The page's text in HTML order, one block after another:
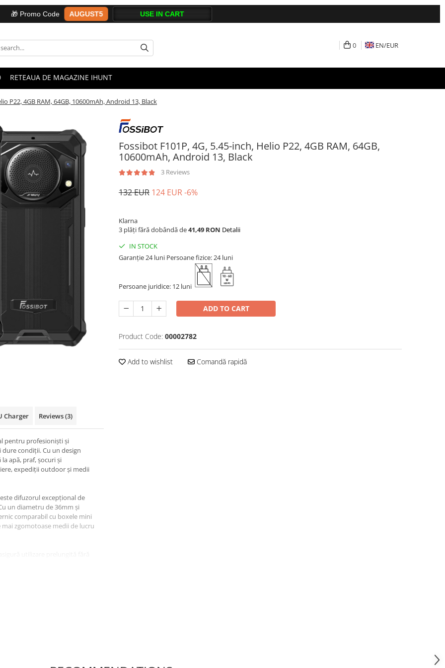
🎁 Promo Code AUGUST5
0 EN/EUR
RETEAUA DE MAGAZINE IHUNT
P22, 4GB RAM, 64GB, 10600mAh, Android 13, Black
Fossibot F101P, 4G, 5.45-inch, Helio P22, 4GB RAM, 64GB,
10600mAh, Android 13, Black
3 Reviews
132 EUR 124 EUR-6%
Klarna
3 plăți fără dobândă de41,49 RON Detalii
IN STOCK
Garanție 24 luni Persoane fizice: 24 luni
Persoane juridice: 12 luni
ADD TO CART
Product Code: 00002782
Add to wishlist Comandă rapidă
Charger Reviews(3)
pentru profesioniști și
condiții. Cu un design
la apă, praf, șocuri și
expediții outdoor și medii
difuzorul excepțional de
un diametru de 36mm și
comparabil cu boxele mini
zgomotoase medii de lucru
rapidă 18W reduce
telefonului ca
și camera macro de 5MP